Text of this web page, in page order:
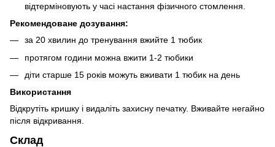
відтерміновують у часі настання фізичного стомлення.
Рекомендоване дозування:
за 20 хвилин до тренування вжийте 1 тюбик
протягом години можна вжити 1-2 тюбики
діти старше 15 років можуть вживати 1 тюбик на день
Використання
Відкрутіть кришку і видаліть захисну печатку. Вживайте негайно
після відкривання.
Склад